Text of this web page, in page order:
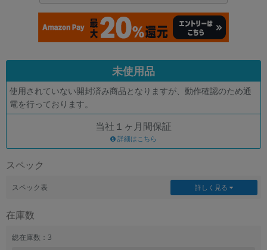
未使用品
使用されていない開封済み商品となりますが、動作確認のため通
電を行っております。
当社１ヶ月間保証
詳細はこちら
スペック
スペック表 詳しく見る
在庫数
総在庫数：3
円 ～ 円
発売日
年 月 から
各項目のチェックボックスは「or検索」となります。